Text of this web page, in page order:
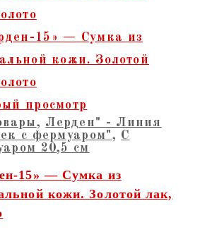
просмотр
, Лерден" - Линия
с фермуаром", С
20,5 см
15» — Сумка из
кожи. Золотой лак,